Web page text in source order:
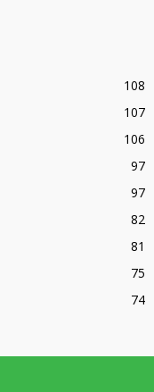
108
107
106
97
97
82
81
75
74